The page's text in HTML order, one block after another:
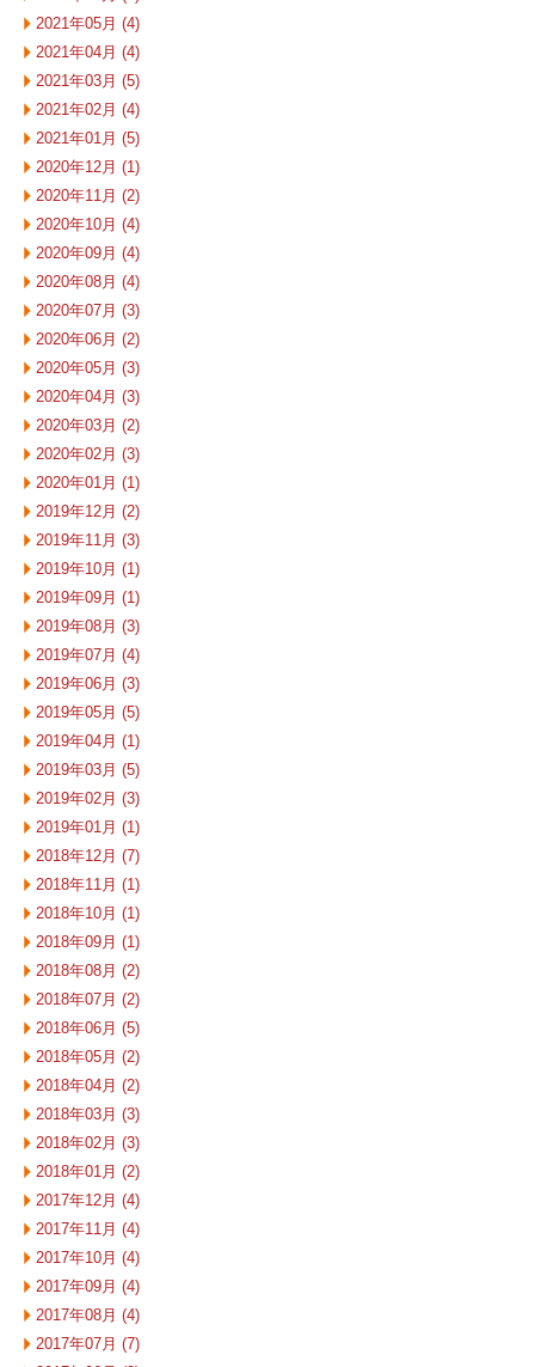
2021年05月 (4)
2021年04月 (4)
2021年03月 (5)
2021年02月 (4)
2021年01月 (5)
2020年12月 (1)
2020年11月 (2)
2020年10月 (4)
2020年09月 (4)
2020年08月 (4)
2020年07月 (3)
2020年06月 (2)
2020年05月 (3)
2020年04月 (3)
2020年03月 (2)
2020年02月 (3)
2020年01月 (1)
2019年12月 (2)
2019年11月 (3)
2019年10月 (1)
2019年09月 (1)
2019年08月 (3)
2019年07月 (4)
2019年06月 (3)
2019年05月 (5)
2019年04月 (1)
2019年03月 (5)
2019年02月 (3)
2019年01月 (1)
2018年12月 (7)
2018年11月 (1)
2018年10月 (1)
2018年09月 (1)
2018年08月 (2)
2018年07月 (2)
2018年06月 (5)
2018年05月 (2)
2018年04月 (2)
2018年03月 (3)
2018年02月 (3)
2018年01月 (2)
2017年12月 (4)
2017年11月 (4)
2017年10月 (4)
2017年09月 (4)
2017年08月 (4)
2017年07月 (7)